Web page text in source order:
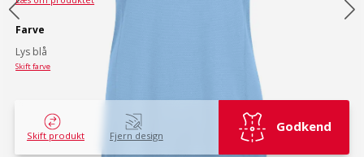
Farve
Lys blå
Skift farve
Skift produkt Fjern design
Godkend